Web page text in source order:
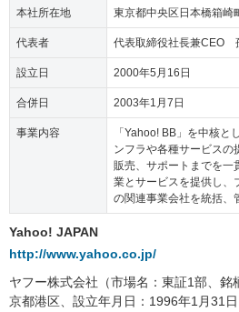
本社所在地 東京都中央区日本橋箱崎
代表者 代表取締役社長兼CEO
設立日 2000年5月16日
合併日 2003年1月7日
事業内容
「Yahoo! BB」を中核と
ンフラや各種サービスの
販売、サポートまでを一
業とサービスを提供し、
の関連事業会社を統括、
Yahoo! JAPAN
http://www.yahoo.co.jp/
ヤフー株式会社（市場名：東証1部、銘
京都港区、設立年月日：1996年1月31